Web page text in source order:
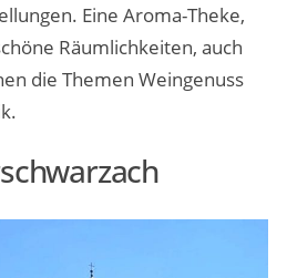
Eine Aroma-Theke,
Räumlichkeiten, auch
die Themen Weingenuss